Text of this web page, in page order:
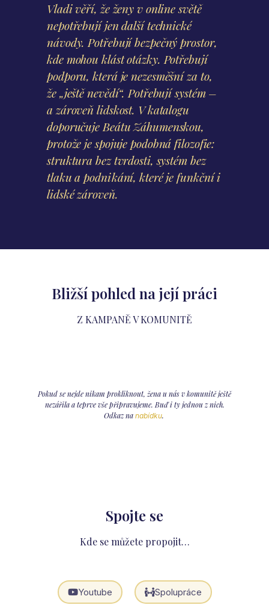
Vladi věří, že ženy v online světě
nepotřebují jen další technické
návody. Potřebují bezpečný prostor,
kde mohou klást otázky. Potřebují
podporu, která je nezesměšní za to,
že „ještě nevědí“. Potřebují systém –
a zároveň lidskost. V katalogu
doporučuje Beátu Záhumenskou,
protože je spojuje podobná filozofie:
struktura bez tvrdosti, systém bez
tlaku a podnikání, které je funkční i
lidské zároveň.
Bližší pohled na její práci
Z KAMPANĚ V KOMUNITĚ
Pokud se nejde nikam prokliknout, žena u nás v komunitě ještě
nezářila a teprve vše připravujeme. Buď i ty jednou z nich.
Odkaz na nabídku.
Spojte se
Kde se můžete propojit…
Youtube Spolupráce